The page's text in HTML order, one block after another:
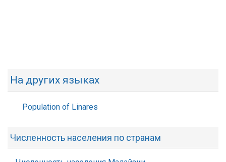
На других языках
Population of Linares
Численность населения по странам